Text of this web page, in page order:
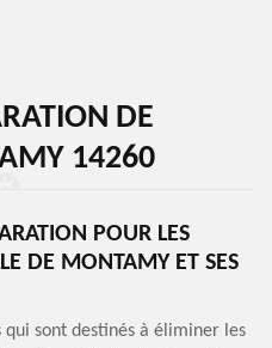
DE
14260
POUR LES
DE MONTAMY ET SES
qui sont destinés à éliminer les